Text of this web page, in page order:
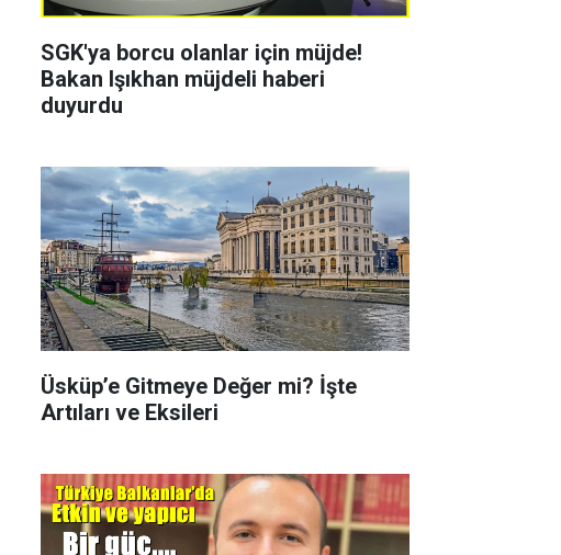
SGK'ya borcu olanlar için müjde!
Bakan Işıkhan müjdeli haberi
duyurdu
Üsküp’e Gitmeye Değer mi? İşte
Artıları ve Eksileri